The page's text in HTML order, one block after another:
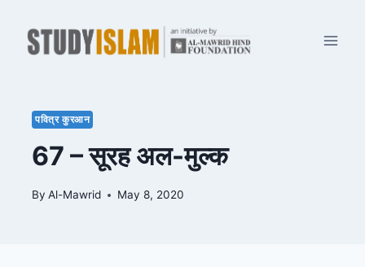
content
पवित्र कुरआन
67 – सूरह अल-मुल्क
By Al-Mawrid May 8, 2020